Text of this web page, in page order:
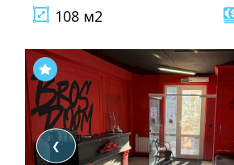
108 м2
❮